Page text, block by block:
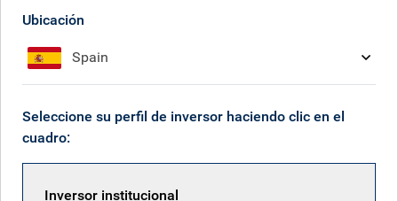
Ubicación
Spain
Seleccione su perfil de inversor haciendo clic en el
cuadro:
Inversor institucional